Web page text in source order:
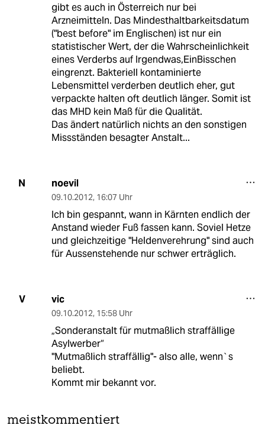
gibt es auch in Österreich nur bei
Arzneimitteln. Das Mindesthaltbarkeitsdatum
("best before" im Englischen) ist nur ein
statistischer Wert, der die Wahrscheinlichkeit
eines Verderbs auf Irgendwas,EinBisschen
eingrenzt. Bakteriell kontaminierte
Lebensmittel verderben deutlich eher, gut
verpackte halten oft deutlich länger. Somit ist
das MHD kein Maß für die Qualität.
Das ändert natürlich nichts an den sonstigen
Missständen besagter Anstalt...
N noevil
09.10.2012, 16:07 Uhr
Ich bin gespannt, wann in Kärnten endlich der
Anstand wieder Fuß fassen kann. Soviel Hetze
und gleichzeitige "Heldenverehrung" sind auch
für Aussenstehende nur schwer erträglich.
V vic
09.10.2012, 15:58 Uhr
„Sonderanstalt für mutmaßlich straffällige
Asylwerber“
"Mutmaßlich straffällig"- also alle, wenn`s
beliebt.
Kommt mir bekannt vor.
meistkommentiert